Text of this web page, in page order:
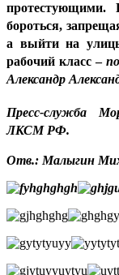
протестующими.
бороться,
а выйти на
рабочий класс –
Александр
Пресс-служба
ЛКСМ РФ.
Отв.: Малыгин